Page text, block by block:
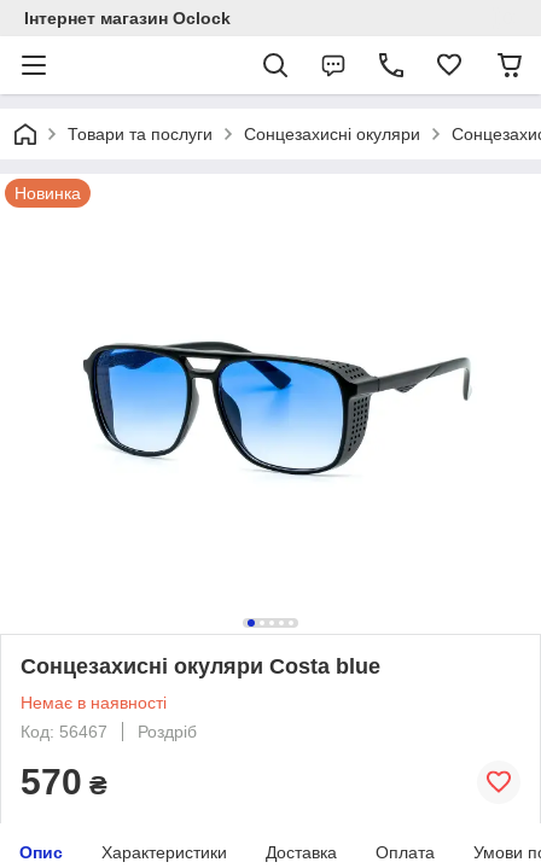
Інтернет магазин Ocloсk
Товари та послуги Сонцезахисні окуляри
Новинка
Сонцезахисні окуляри Costa blue
Немає в наявності
Код: 56467
Роздріб
570 ₴
Опис Характеристики Доставка Оплата Умови